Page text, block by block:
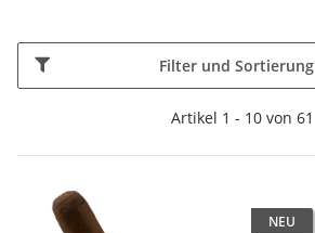
Filter und Sortierung
Artikel 1 - 10 von 61
NEU